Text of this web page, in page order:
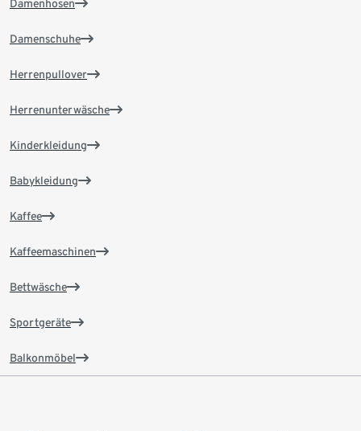
Damenhosen
Damenschuhe
Herrenpullover
Herrenunterwäsche
Kinderkleidung
Babykleidung
Kaffee
Kaffeemaschinen
Bettwäsche
Sportgeräte
Balkonmöbel